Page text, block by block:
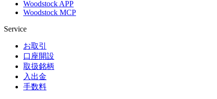
Woodstock APP
Woodstock MCP
Service
お取引
口座開設
取扱銘柄
入出金
手数料